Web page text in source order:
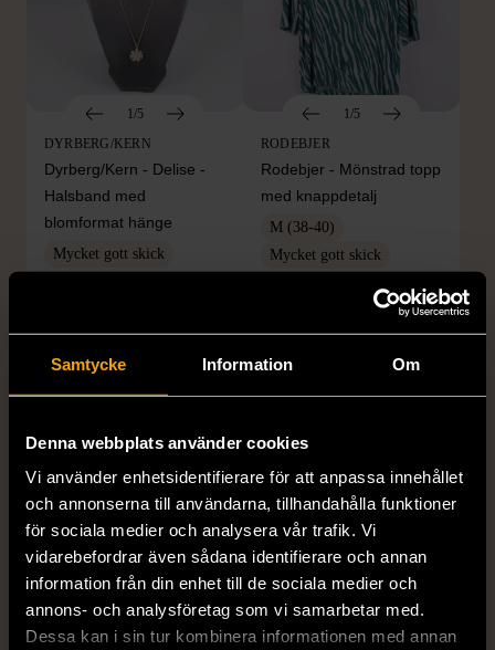
Samtycke Information Om
Denna webbplats använder cookies
Vi använder enhetsidentifierare för att anpassa innehållet
och annonserna till användarna, tillhandahålla funktioner
för sociala medier och analysera vår trafik. Vi
vidarebefordrar även sådana identifierare och annan
information från din enhet till de sociala medier och
annons- och analysföretag som vi samarbetar med.
Dessa kan i sin tur kombinera informationen med annan
1/5
DYRBERG/KERN
Dyrberg/Kern - Delise -
Halsband med
blomformat hänge
Mycket gott skick
1/5
RODEBJER
Rodebjer - Mönstrad topp
med knappdetalj
M (38-40)
Mycket gott skick
1/5
H&M
H&M - Leopardmönstrad
volangklänning
1/5
H&M
H&M - Plisserad midikjol
med resårmidja -